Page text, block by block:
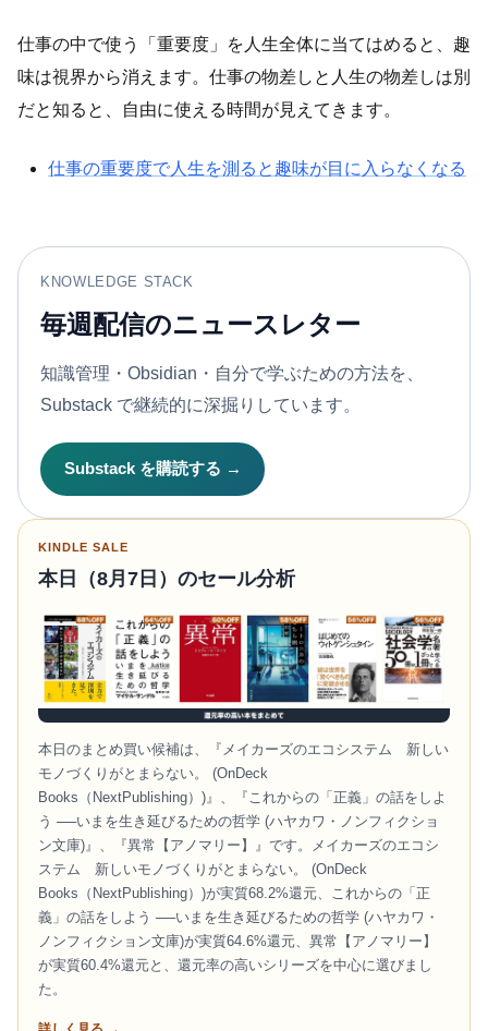
仕事の中で使う「重要度」を人生全体に当てはめると、趣
味は視界から消えます。仕事の物差しと人生の物差しは別
だと知ると、自由に使える時間が見えてきます。
仕事の重要度で人生を測ると趣味が目に入らなくなる
KNOWLEDGE STACK
毎週配信のニュースレター
知識管理・Obsidian・自分で学ぶための方法を、
Substack で継続的に深掘りしています。
Substack を購読する →
KINDLE SALE
本日（8月7日）のセール分析
本日のまとめ買い候補は、『メイカーズのエコシステム 新しい
モノづくりがとまらない。 (OnDeck
Books（NextPublishing）)』、『これからの「正義」の話をしよ
う ──いまを生き延びるための哲学 (ハヤカワ・ノンフィクショ
ン文庫)』、『異常【アノマリー】』です。メイカーズのエコシ
ステム 新しいモノづくりがとまらない。 (OnDeck
Books（NextPublishing）)が実質68.2%還元、これからの「正
義」の話をしよう ──いまを生き延びるための哲学 (ハヤカワ・
ノンフィクション文庫)が実質64.6%還元、異常【アノマリー】
が実質60.4%還元と、還元率の高いシリーズを中心に選びまし
た。